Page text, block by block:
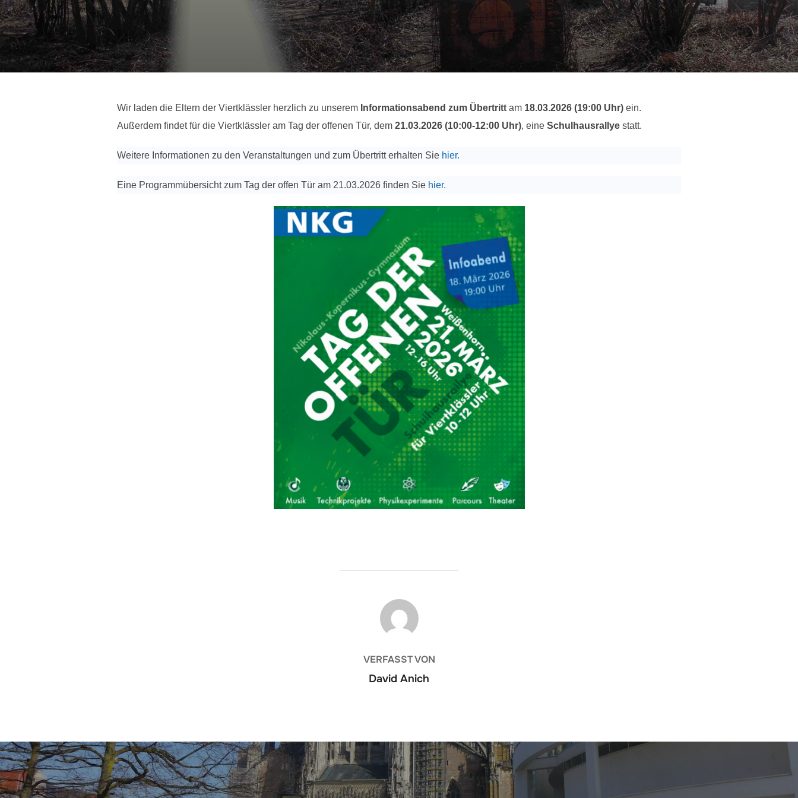
Wir laden die Eltern der Viertklässler herzlich zu unserem Informationsabend zum Übertritt am 18.03.2026 (19:00 Uhr) ein.
Außerdem findet für die Viertklässler am Tag der offenen Tür, dem 21.03.2026 (10:00-12:00 Uhr), eine Schulhausrallye statt.
Weitere Informationen zu den Veranstaltungen und zum Übertritt erhalten Sie hier.
Eine Programmübersicht zum Tag der offen Tür am 21.03.2026 finden Sie hier.
BEITRAGSAUTOR
VERFASST VON
David Anich
Beitragsnavigation